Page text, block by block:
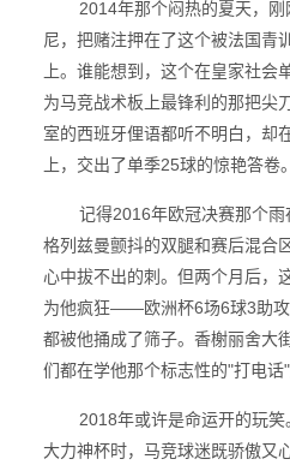
2014年那个闷热的夏天，刚
尼，把赌注押在了这个被法国青
上。谁能想到，这个在皇家社会
为马竞战术板上最锋利的那把尖
室的西班牙俚语都听不明白，却
上，交出了单季25球的惊艳答卷。
记得2016年欧冠决赛那个雨
格列兹曼颤抖的双腿和赛后混合
心中拔不出的刺。但两个月后，
为他疯狂——欧洲杯6场6球3助攻
都被他捅成了筛子。香榭丽舍大
们都在学他那个标志性的"打电话"
2018年或许是命运开的玩笑
大力神杯时，马竞球迷既骄傲